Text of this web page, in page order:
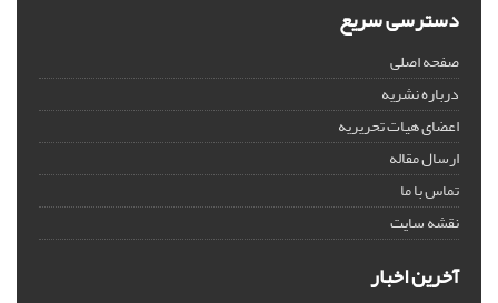
دسترسی سریع
صفحه اصلی
درباره نشریه
اعضای هیات تحریریه
ارسال مقاله
تماس با ما
نقشه سایت
آخرین اخبار